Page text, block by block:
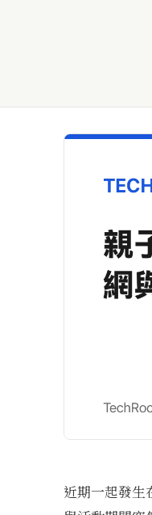
近期一起發生